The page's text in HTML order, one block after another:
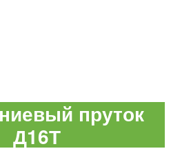
пруток
Д16Т